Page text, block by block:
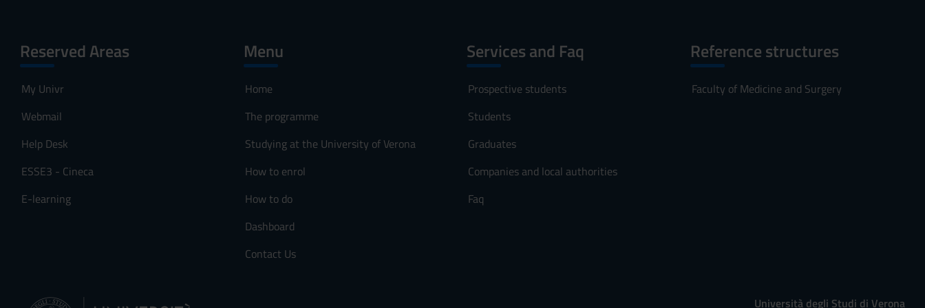
Reserved Areas
My Univr
Webmail
Help Desk
ESSE3 - Cineca
E-learning
Menu
Home
The programme
Studying at the University of Verona
How to enrol
How to do
Dashboard
Contact Us
Services and Faq
Prospective students
Students
Graduates
Companies and local authorities
Faq
Reference structures
Faculty of Medicine and Surgery
Università degli Studi di Verona